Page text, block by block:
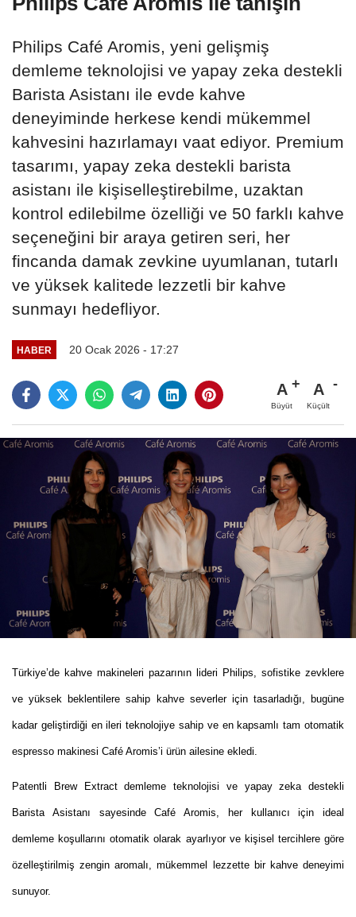
Philips Café Aromis, yeni gelişmiş
demleme teknolojisi ve yapay zeka destekli
Barista Asistanı ile evde kahve
deneyiminde herkese kendi mükemmel
kahvesini hazırlamayı vaat ediyor. Premium
tasarımı, yapay zeka destekli barista
asistanı ile kişiselleştirebilme, uzaktan
kontrol edilebilme özelliği ve 50 farklı kahve
seçeneğini bir araya getiren seri, her
fincanda damak zevkine uyumlanan, tutarlı
ve yüksek kalitede lezzetli bir kahve
sunmayı hedefliyor.
HABER 20 Ocak 2026 - 17:27
A
Büyüt
A
Küçült
Türkiye’de kahve makineleri pazarının lideri Philips, sofistike zevklere
ve yüksek beklentilere sahip kahve severler için tasarladığı, bugüne
kadar geliştirdiği en ileri teknolojiye sahip ve en kapsamlı tam otomatik
espresso makinesi Café Aromis’i ürün ailesine ekledi.
Patentli Brew Extract demleme teknolojisi ve yapay zeka destekli
Barista Asistanı sayesinde Café Aromis, her kullanıcı için ideal
demleme koşullarını otomatik olarak ayarlıyor ve kişisel tercihlere göre
özelleştirilmiş zengin aromalı, mükemmel lezzette bir kahve deneyimi
sunuyor.